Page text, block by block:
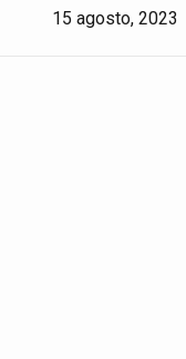
15 agosto, 2023